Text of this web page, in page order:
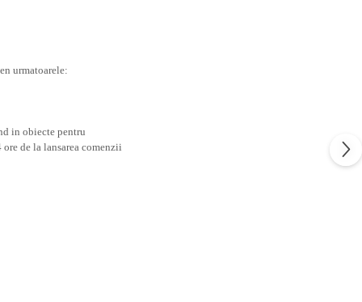
urmatoarele:
in obiecte pentru
ore de la lansarea comenzii